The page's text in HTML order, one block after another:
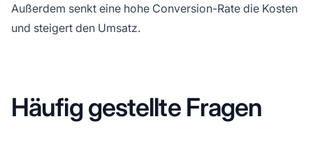
Außerdem senkt eine hohe Conversion-Rate die Kosten
und steigert den Umsatz.
Häufig gestellte Fragen